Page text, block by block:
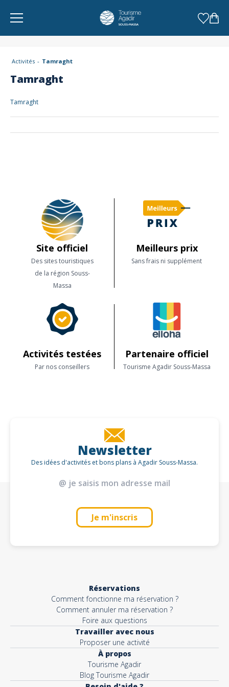
Activités Tamraght
Tamraght
Tamraght
Site officiel
Des sites touristiques
de la région Souss-
Massa
Meilleurs prix
Sans frais ni supplément
Activités testées
Par nos conseillers
Partenaire officiel
Tourisme Agadir Souss-Massa
Newsletter
Des idées d'activités et bons plans à Agadir Souss-Massa.
Je m'inscris
Réservations
Comment fonctionne ma réservation ?
Comment annuler ma réservation ?
Foire aux questions
Travailler avec nous
Proposer une activité
À propos
Tourisme Agadir
Blog Tourisme Agadir